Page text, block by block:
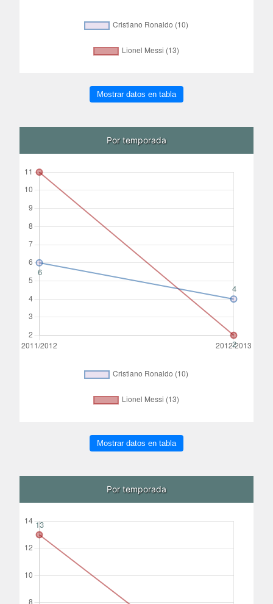
Mostrar datos en tabla
Por temporada
Mostrar datos en tabla
Por temporada